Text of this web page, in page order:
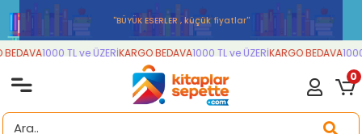
''BÜYÜK ESERLER , küçük fiyatlar''
1000 TL ve ÜZERİKARGO BEDAVA1000 TL ve ÜZERİKARGO BEDAVA1000
0